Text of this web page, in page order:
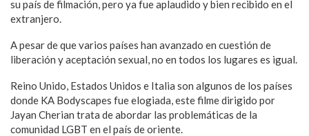
su país de filmación, pero ya fue aplaudido y bien recibido en el
extranjero.
A pesar de que varios países han avanzado en cuestión de
liberación y aceptación sexual, no en todos los lugares es igual.
Reino Unido, Estados Unidos e Italia son algunos de los países
donde KA Bodyscapes fue elogiada, este filme dirigido por
Jayan Cherian trata de abordar las problemáticas de la
comunidad LGBT en el país de oriente.